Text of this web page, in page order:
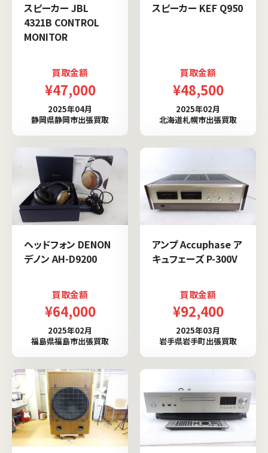
スピーカー JBL
4321B CONTROL
MONITOR
買取金額
¥47,000
2025年04月
静岡県静岡市出張買取
スピーカー KEF Q950
買取金額
¥48,500
2025年02月
北海道札幌市出張買取
ヘッドフォン DENON
デノン AH-D9200
買取金額
¥64,000
2025年02月
福島県福島市出張買取
アンプ Accuphase ア
キュフェーズ P-300V
買取金額
¥92,400
2025年03月
岩手県岩手町出張買取